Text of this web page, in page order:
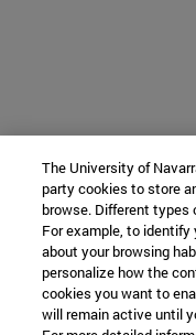
The University of
party cookies to store
browse. Different types
For example, to identify
about your browsing
personalize how the
cookies you want to
will remain active until